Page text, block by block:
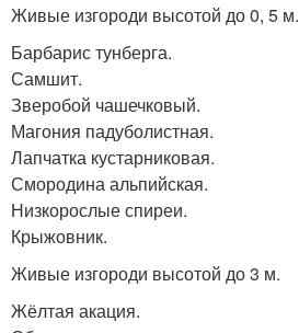
Живые изгороди высотой до 0, 5 м.
Барбарис тунберга.
Самшит.
Зверобой чашечковый.
Магония падуболистная.
Лапчатка кустарниковая.
Смородина альпийская.
Низкорослые спиреи.
Крыжовник.
Живые изгороди высотой до 3 м.
Жёлтая акация.